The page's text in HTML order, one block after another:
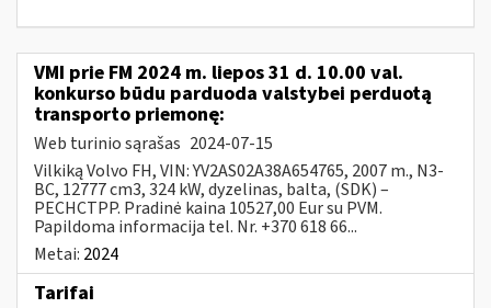
VMI prie FM 2024 m. liepos 31 d. 10.00 val.
konkurso būdu parduoda valstybei perduotą
transporto priemonę:
Web turinio sąrašas 2024-07-15
Vilkiką Volvo FH, VIN: YV2AS02A38A654765, 2007 m., N3-
BC, 12777 cm3, 324 kW, dyzelinas, balta, (SDK) –
PECHCTPP. Pradinė kaina 10527,00 Eur su PVM.
Papildoma informacija tel. Nr. +370 618 66...
Metai: 2024
Tarifai